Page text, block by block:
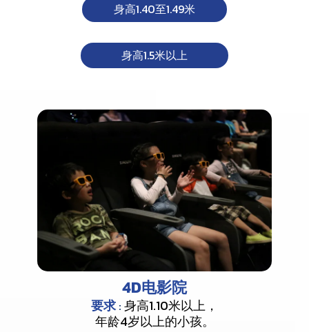
身高1.40至1.49米
身高1.5米以上
4D电影院
要求:身高1.10米以上，
年龄4岁以上的小孩。